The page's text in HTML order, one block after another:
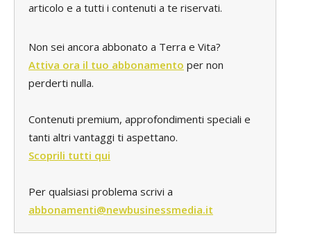
articolo e a tutti i contenuti a te riservati.
Non sei ancora abbonato a Terra e Vita?
Attiva ora il tuo abbonamento per non
perderti nulla.
Contenuti premium, approfondimenti speciali e
tanti altri vantaggi ti aspettano.
Scoprili tutti qui
Per qualsiasi problema scrivi a
abbonamenti@newbusinessmedia.it